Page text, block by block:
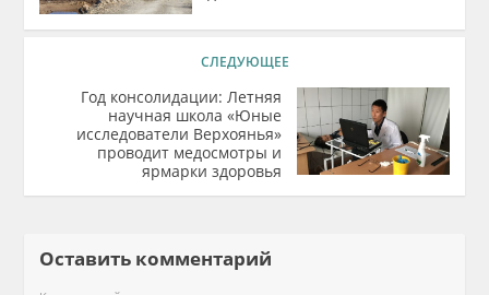
СЛЕДУЮЩЕЕ
Год консолидации: Летняя
научная школа «Юные
исследователи Верхоянья»
проводит медосмотры и
ярмарки здоровья
Оставить комментарий